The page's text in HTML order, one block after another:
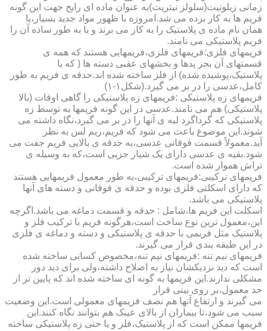
زمانی زیلونیت(سلولز نیتریت)به عنوان ماده ای رایج جهت این گونه
فریم ها به کار برده می شد.امروزه با ظهور مواد جدید بسیار،یا
همان نام ماده ی پلاستیک را به کار می برند و یا به طور ساده آن را
فریم پلاستیکی می نامند.
فریمهای فلزی:فریمهای فلزی،فریمهایی هستند که همه ی
قسمتهای آن بجز پدها و بخشهای عقبی دسته ها ( که با
پلاستیک،پوشیده شده) از فلز ساخته شده اند.حدقه ی فریم به طور
کامل،عدسی را در بر می گیرد.(شکل۱-۱)
فریمهای زه پلاستیکی :فریمهای زه پلاستیکی را گاهی اوقات (بالا
پلاستیکی) هم می نامند.عدسی در این گونه فریمها به توسط زه
پلاستیکی که گرداگرد لبه ی آنها را در بر می گیرد،نگاه داشته می
شوند.این موضوع باعث می شود که فریم،ریم لس به نظر
آید.معمولاً قسمت فوقانی عدسی،به حدقه ی بالایی فریم جفت می
شود.بقیه ی عدسی دارای یک شیار جزیی است،که به وسیله ی
تراش هموار شده است.
فریمهای ترکیبی:فریمهای ترکیبی،به طور معمول فریمهایی هستند
که دارای اسکلتی فلزی بوده و حدقه ی فوقانی و دسته های آنها
پلاستیکی می باشد.
اسکلت این فریم ها،شامل : حدقه و قسمت دماغه می باشد.اگرچه
این،معمول ترین نوع ساخت است،هرگونه فریم با ترکیب فلز و
پلاستیک مثل فریمی با حدقه ی پلاستیکی و دسته و دماغه ی فلزی
در این طبقه بندی قرار می گیرند.
فریمهای نیم تنه :فریمهای نیم تنه،مخصوص کسانی ساخته شده
است که دید نزدیکشان نیاز به اصلاح داشته،ولی برای دید دور
مشکلی ندارند.این فریمها به گونه ای ساخته شده اند که پایین تر از
حد معمول،بر روی بینی قرار
می گیرند و ارتفاع آنها هم نصف فریمهای معمولی است.این وضعیت
سبب می شود،تا بیماران از بالای عینک هم بتوانند نگاه کنند.این
فریمها ممکن است که از پلاستیک،فلز و یا حتی زه پلاستیکی ساخته